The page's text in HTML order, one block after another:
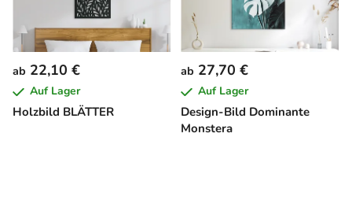
Holzbild BLÄTTER
ab 22,10 €
Auf Lager
Design-Bild Dominante
Monstera
ab 27,70 €
Auf Lager